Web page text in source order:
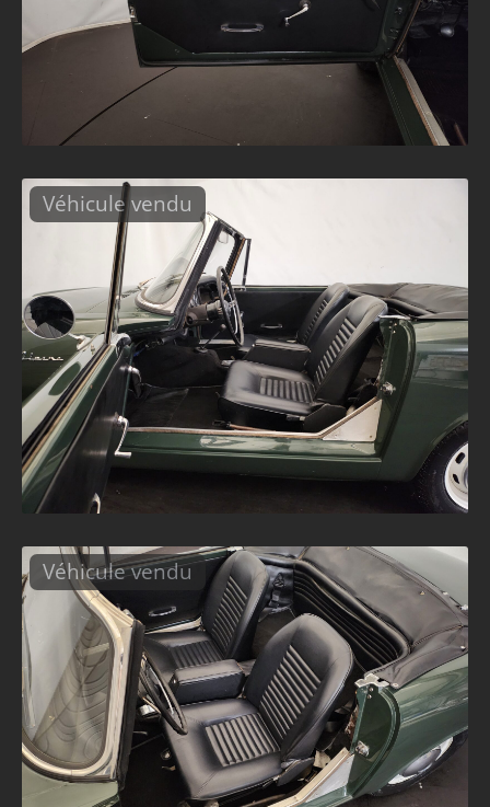
Véhicule vendu
Véhicule vendu